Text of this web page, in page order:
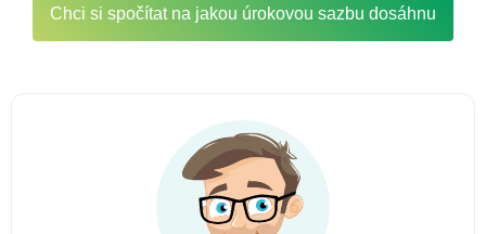
Chci si spočítat na jakou úrokovou sazbu dosáhnu